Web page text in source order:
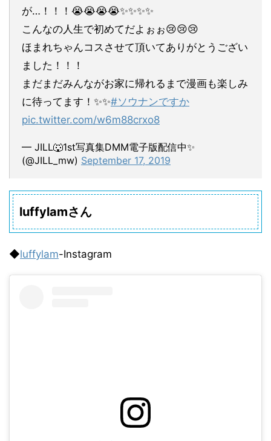
が…！！！😭😭😭😭✨✨✨✨
こんなの人生で初めてだよぉぉ😢😢😢
ほまれちゃんコスさせて頂いてありがとうござい
ました！！！
まだまだみんながお家に帰れるまで漫画も楽しみ
に待ってます！✨✨#ソウナンですか
pic.twitter.com/w6m88crxo8
— JILL🐺1st写真集DMM電子版配信中✨
(@JILL_mw) September 17, 2019
luffylamさん
◆luffylam-Instagram